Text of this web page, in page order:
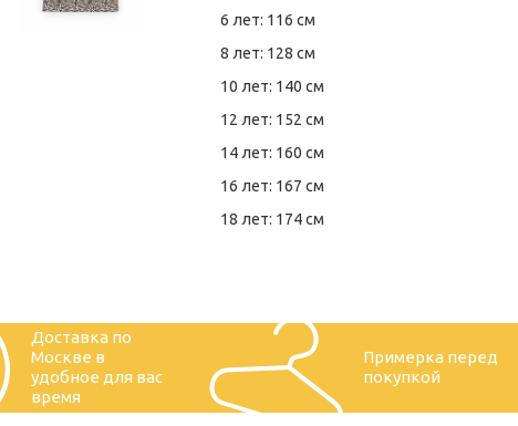
6 лет: 116 см
8 лет: 128 см
10 лет: 140 см
12 лет: 152 см
14 лет: 160 см
16 лет: 167 см
18 лет: 174 см
Доставка по
Москве в
удобное для вас
время
Примерка перед
покупкой